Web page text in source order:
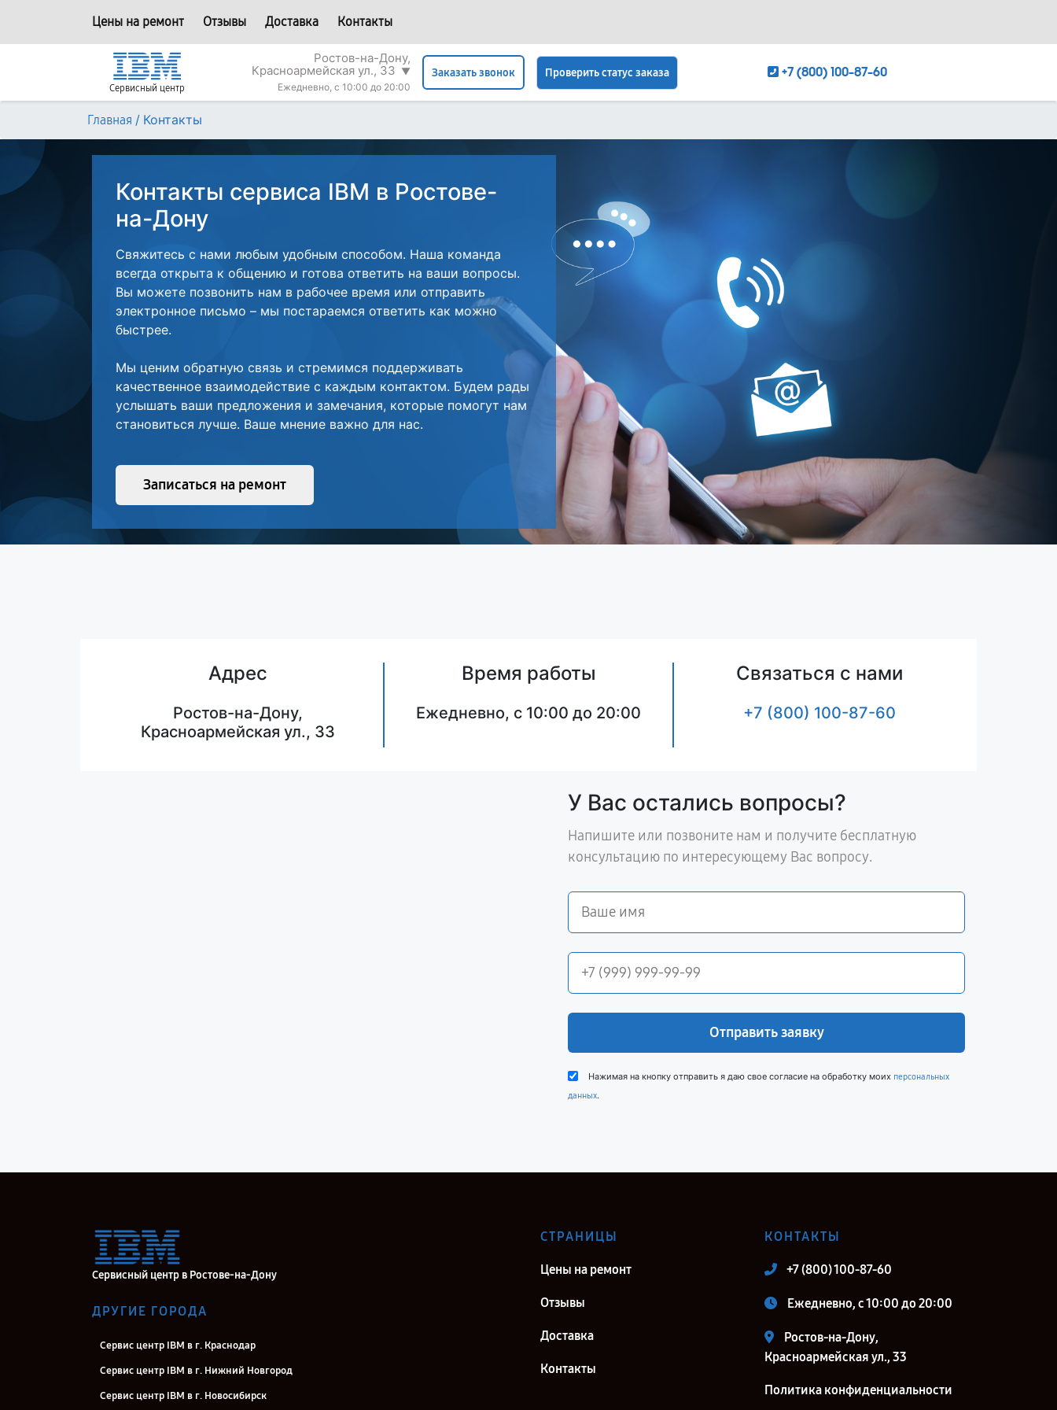
Цены на ремонт Отзывы Доставка Контакты
Сервисный центр
Ростов-на-Дону,
Красноармейская ул., 33 ▼
Ежедневно, с 10:00 до 20:00
Заказать звонок Проверить статус заказа +7 (800) 100-87-60
Главная / Контакты
Контакты сервиса IBM в Ростове-
на-Дону
Свяжитесь с нами любым удобным способом. Наша команда
всегда открыта к общению и готова ответить на ваши вопросы.
Вы можете позвонить нам в рабочее время или отправить
электронное письмо – мы постараемся ответить как можно
быстрее.
Мы ценим обратную связь и стремимся поддерживать
качественное взаимодействие с каждым контактом. Будем рады
услышать ваши предложения и замечания, которые помогут нам
становиться лучше. Ваше мнение важно для нас.
Записаться на ремонт
Адрес
Ростов-на-Дону,
Красноармейская ул., 33
Время работы
Ежедневно, с 10:00 до 20:00
Связаться с нами
+7 (800) 100-87-60
У Вас остались вопросы?
Напишите или позвоните нам и получите бесплатную
консультацию по интересующему Вас вопросу.
Отправить заявку
Нажимая на кнопку отправить я даю свое согласие на обработку моих персональных
данных.
Сервисный центр в Ростове-на-Дону
ДРУГИЕ ГОРОДА
Сервис центр IBM в г. Краснодар
Сервис центр IBM в г. Нижний Новгород
Сервис центр IBM в г. Новосибирск
СТРАНИЦЫ
Цены на ремонт
Отзывы
Доставка
Контакты
КОНТАКТЫ
+7 (800) 100-87-60
Ежедневно, с 10:00 до 20:00
Ростов-на-Дону,
Красноармейская ул., 33
Политика конфиденциальности